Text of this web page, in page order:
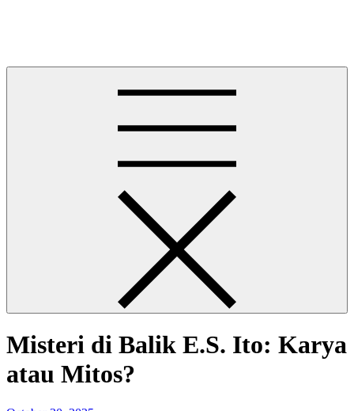
Misteri di Balik E.S. Ito: Karya
atau Mitos?